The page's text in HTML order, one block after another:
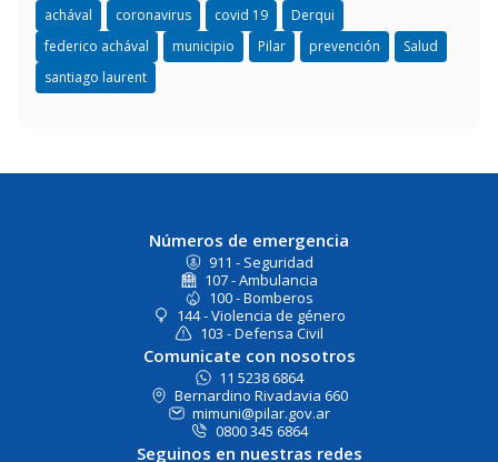
achával coronavirus covid 19
Derqui
federico achával
municipio Pilar prevención
Salud
santiago laurent
Números de emergencia
911 - Seguridad
107 - Ambulancia
100 - Bomberos
144 - Violencia de género
103 - Defensa Civil
Comunicate con nosotros
11 5238 6864
Bernardino Rivadavia 660
mimuni@pilar.gov.ar
0800 345 6864
Seguinos en nuestras redes